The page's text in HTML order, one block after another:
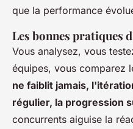
que la performance
Les bonnes pratiques
Vous analysez, vous
équipes, vous comparez
ne faiblit jamais,
régulier, la progression
concurrents aiguise la